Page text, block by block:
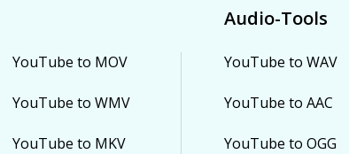
YouTube to MOV
YouTube to WMV
YouTube to MKV
Audio-Tools
YouTube to WAV
YouTube to AAC
YouTube to OGG